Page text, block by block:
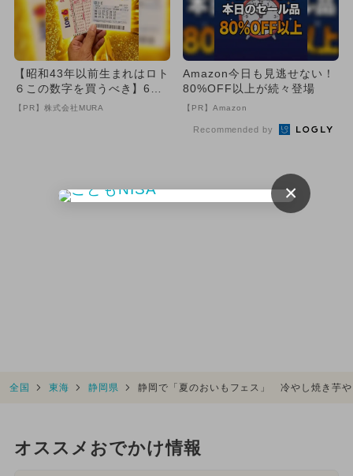
【昭和43年以前生まれはロト
６この数字を買うべき】6つ
の数字が「完全一致」する
【PR】株式会社MURA
Amazon今日も見逃せない！
80%OFF以上が続々登場
【PR】Amazon
Recommended by
全国 東海 静岡県 静岡で「夏のおいもフェス」 冷やし焼き芋
オススメおでかけ情報
×